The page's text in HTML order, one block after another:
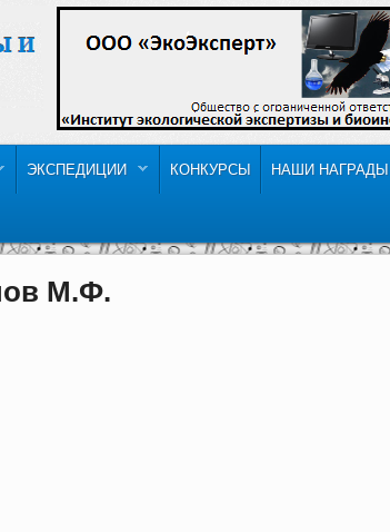
ЭКСПЕДИЦИИ КОНКУРСЫ НАШИ НАГРАДЫ
М.Ф.